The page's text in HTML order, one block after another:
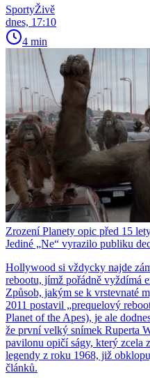
SportyŽivě
dnes, 17:10
4 min
Zrození Planety opic před 15
Jediné „Ne“ vyrazilo publiku
Hollywood si vždycky najde
rebootu, jímž pořádně vyždímá
Způsob, jakým se k vrstevnaté
2011 postavil „prequelový
Planet of the Apes), je ale
že první velký snímek Ruperta
pavilonu opičí ságy, který zcela
legendy z roku 1968, již
článků.